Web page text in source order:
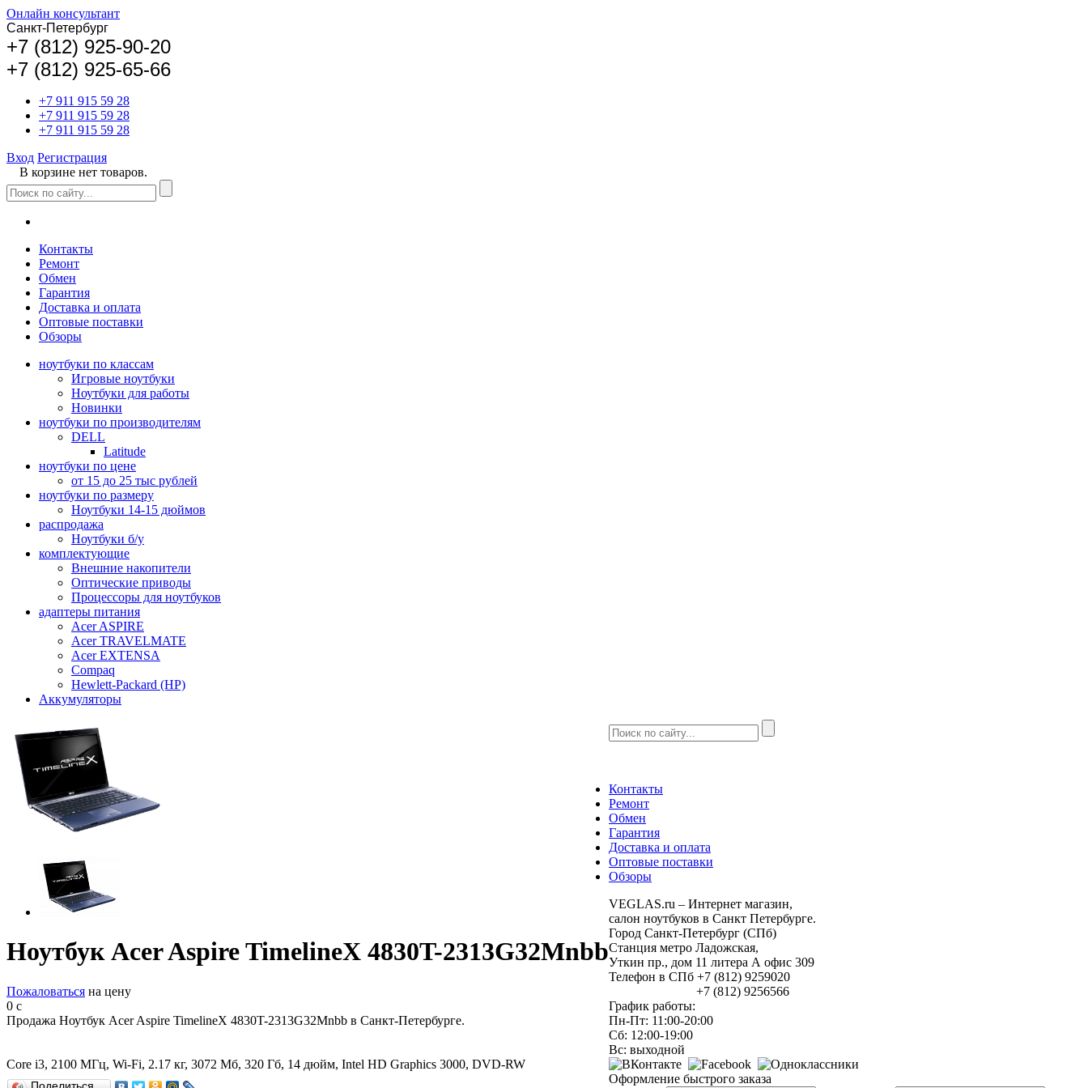
Онлайн консультант
Санкт-Петербург
+7 (812) 925-90-20
+7 (812) 925-65-66
+7 911 915 59 28
+7 911 915 59 28
+7 911 915 59 28
Вход Регистрация
В корзине нет товаров.
Контакты
Ремонт
Обмен
Гарантия
Доставка и оплата
Оптовые поставки
Обзоры
ноутбуки по классам
Игровые ноутбуки
Ноутбуки для работы
Новинки
ноутбуки по производителям
DELL
Latitude
ноутбуки по цене
от 15 до 25 тыс рублей
ноутбуки по размеру
Ноутбуки 14-15 дюймов
распродажа
Ноутбуки б/у
комплектующие
Внешние накопители
Оптические приводы
Процессоры для ноутбуков
адаптеры питания
Acer ASPIRE
Acer TRAVELMATE
Acer EXTENSA
Compaq
Hewlett-Packard (HP)
Аккумуляторы
Ноутбук Acer Aspire TimelineX 4830T-2313G32Mnbb
Пожаловаться на цену
0 c
Продажа Ноутбук Acer Aspire TimelineX 4830T-2313G32Mnbb в Санкт-Петербурге.
Core i3, 2100 МГц, Wi-Fi, 2.17 кг, 3072 Мб, 320 Гб, 14 дюйм, Intel HD Graphics 3000, DVD-RW
Контакты
Ремонт
Обмен
Гарантия
Доставка и оплата
Оптовые поставки
Обзоры
VEGLAS.ru – Интернет магазин,
салон ноутбуков в Санкт Петербурге.
Город Санкт-Петербург (СПб)
Станция метро Ладожская,
Уткин пр., дом 11 литера А офис 309
Телефон в СПб +7 (812) 9259020
+7 (812) 9256566
График работы:
Пн-Пт: 11:00-20:00
Сб: 12:00-19:00
Вс: выходной
Оформление быстрого заказа